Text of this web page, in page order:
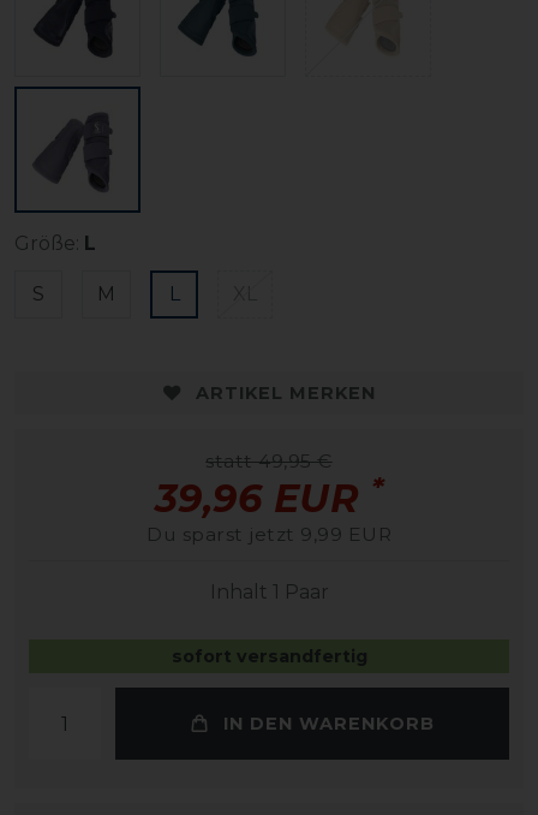
Größe: L
S M L
ARTIKEL MERKEN
statt 49,95 €
39,96 EUR *
Du sparst jetzt 9,99 EUR
Inhalt 1 Paar
sofort versandfertig
IN DEN WARENKORB